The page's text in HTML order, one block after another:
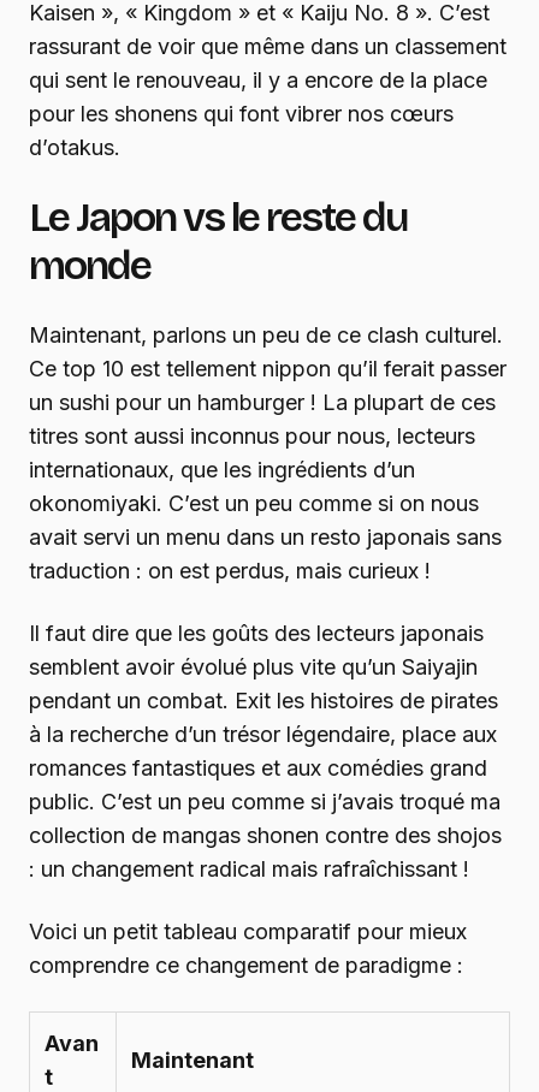
Kaisen », « Kingdom » et « Kaiju No. 8 ». C’est
rassurant de voir que même dans un classement
qui sent le renouveau, il y a encore de la place
pour les shonens qui font vibrer nos cœurs
d’otakus.
Le Japon vs le reste du
monde
Maintenant, parlons un peu de ce clash culturel.
Ce top 10 est tellement nippon qu’il ferait passer
un sushi pour un hamburger ! La plupart de ces
titres sont aussi inconnus pour nous, lecteurs
internationaux, que les ingrédients d’un
okonomiyaki. C’est un peu comme si on nous
avait servi un menu dans un resto japonais sans
traduction : on est perdus, mais curieux !
Il faut dire que les goûts des lecteurs japonais
semblent avoir évolué plus vite qu’un Saiyajin
pendant un combat. Exit les histoires de pirates
à la recherche d’un trésor légendaire, place aux
romances fantastiques et aux comédies grand
public. C’est un peu comme si j’avais troqué ma
collection de mangas shonen contre des shojos
: un changement radical mais rafraîchissant !
Voici un petit tableau comparatif pour mieux
comprendre ce changement de paradigme :
Avan
t
Maintenant